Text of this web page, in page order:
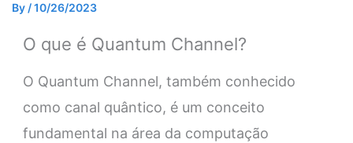
By /10/26/2023
O que é Quantum Channel?
O Quantum Channel, também conhecido
como canal quântico, é um conceito
fundamental na área da computação